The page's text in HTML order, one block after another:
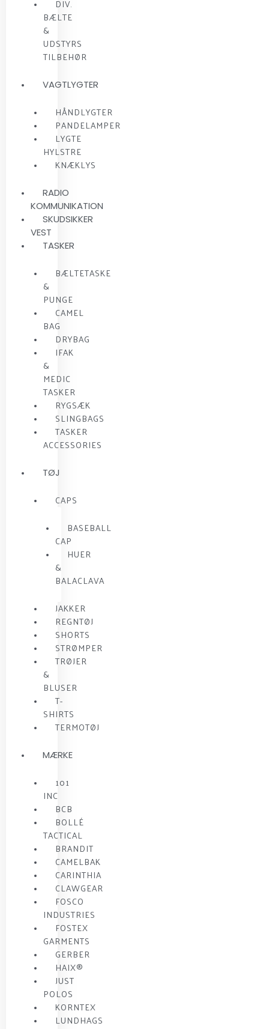
DIV.
BÆLTE
&
UDSTYRS
TILBEHØR
VAGTLYGTER
HÅNDLYGTER
PANDELAMPER
LYGTE
HYLSTRE
KNÆKLYS
RADIO
KOMMUNIKATION
SKUDSIKKER
VEST
TASKER
BÆLTETASKE
&
PUNGE
CAMEL
BAG
DRYBAG
IFAK
&
MEDIC
TASKER
RYGSÆK
SLINGBAGS
TASKER
ACCESSORIES
TØJ
CAPS
BASEBALL
CAP
HUER
&
BALACLAVA
JAKKER
REGNTØJ
SHORTS
STRØMPER
TRØJER
&
BLUSER
T-
SHIRTS
TERMOTØJ
MÆRKE
101
INC
BCB
BOLLÉ
TACTICAL
BRANDIT
CAMELBAK
CARINTHIA
CLAWGEAR
FOSCO
INDUSTRIES
FOSTEX
GARMENTS
GERBER
HAIX®
JUST
POLOS
KORNTEX
LUNDHAGS